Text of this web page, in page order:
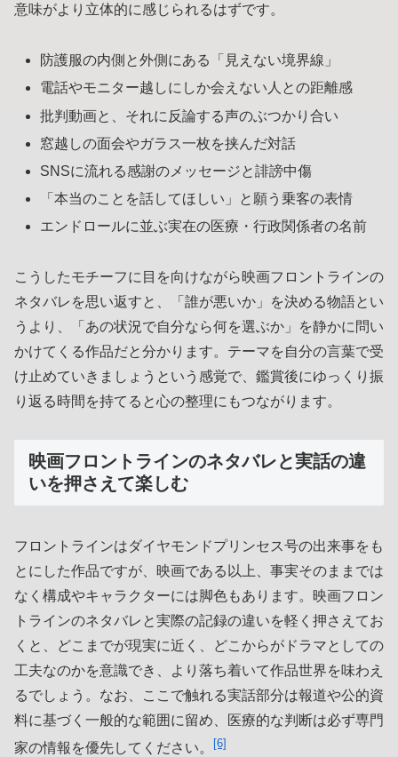
意味がより立体的に感じられるはずです。
防護服の内側と外側にある「見えない境界線」
電話やモニター越しにしか会えない人との距離感
批判動画と、それに反論する声のぶつかり合い
窓越しの面会やガラス一枚を挟んだ対話
SNSに流れる感謝のメッセージと誹謗中傷
「本当のことを話してほしい」と願う乗客の表情
エンドロールに並ぶ実在の医療・行政関係者の名前
こうしたモチーフに目を向けながら映画フロントラインの
ネタバレを思い返すと、「誰が悪いか」を決める物語とい
うより、「あの状況で自分なら何を選ぶか」を静かに問い
かけてくる作品だと分かります。テーマを自分の言葉で受
け止めていきましょうという感覚で、鑑賞後にゆっくり振
り返る時間を持てると心の整理にもつながります。
映画フロントラインのネタバレと実話の違
いを押さえて楽しむ
フロントラインはダイヤモンドプリンセス号の出来事をも
とにした作品ですが、映画である以上、事実そのままでは
なく構成やキャラクターには脚色もあります。映画フロン
トラインのネタバレと実際の記録の違いを軽く押さえてお
くと、どこまでが現実に近く、どこからがドラマとしての
工夫なのかを意識でき、より落ち着いて作品世界を味わえ
るでしょう。なお、ここで触れる実話部分は報道や公的資
料に基づく一般的な範囲に留め、医療的な判断は必ず専門
家の情報を優先してください。
[6]